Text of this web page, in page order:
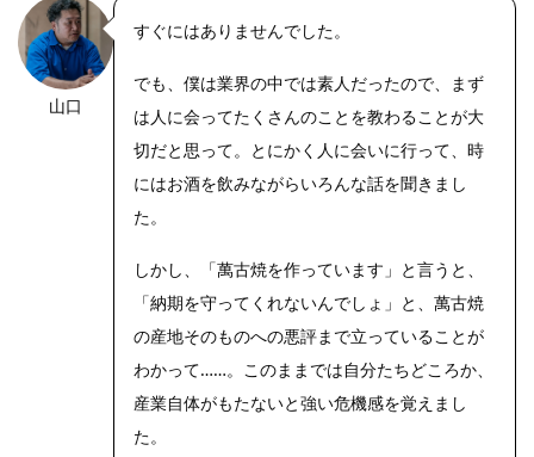
https://riseph
山口
すぐにはありませんでした。
でも、僕は業界の中では素人だったので、まず
は人に会ってたくさんのことを教わることが大
切だと思って。とにかく人に会いに行って、時
にはお酒を飲みながらいろんな話を聞きまし
た。
しかし、「萬古焼を作っています」と言うと、
「納期を守ってくれないんでしょ」と、萬古焼
の産地そのものへの悪評まで立っていることが
わかって……。このままでは自分たちどころか、
産業自体がもたないと強い危機感を覚えまし
た。